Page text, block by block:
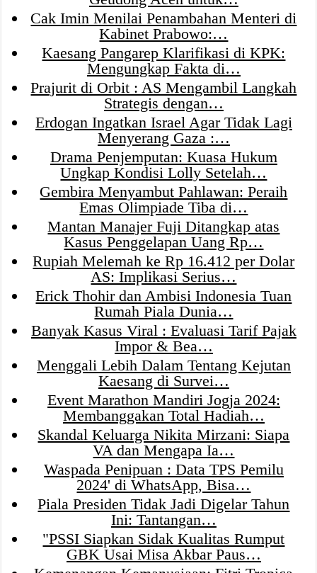
Cak Imin Menilai Penambahan Menteri di
Kabinet Prabowo:…
Kaesang Pangarep Klarifikasi di KPK:
Mengungkap Fakta di…
Prajurit di Orbit : AS Mengambil Langkah
Strategis dengan…
Erdogan Ingatkan Israel Agar Tidak Lagi
Menyerang Gaza :…
Drama Penjemputan: Kuasa Hukum
Ungkap Kondisi Lolly Setelah…
Gembira Menyambut Pahlawan: Peraih
Emas Olimpiade Tiba di…
Mantan Manajer Fuji Ditangkap atas
Kasus Penggelapan Uang Rp…
Rupiah Melemah ke Rp 16.412 per Dolar
AS: Implikasi Serius…
Erick Thohir dan Ambisi Indonesia Tuan
Rumah Piala Dunia…
Banyak Kasus Viral : Evaluasi Tarif Pajak
Impor & Bea…
Menggali Lebih Dalam Tentang Kejutan
Kaesang di Survei…
Event Marathon Mandiri Jogja 2024:
Membanggakan Total Hadiah…
Skandal Keluarga Nikita Mirzani: Siapa
VA dan Mengapa Ia…
Waspada Penipuan : Data TPS Pemilu
2024' di WhatsApp, Bisa…
Piala Presiden Tidak Jadi Digelar Tahun
Ini: Tantangan…
"PSSI Siapkan Sidak Kualitas Rumput
GBK Usai Misa Akbar Paus…